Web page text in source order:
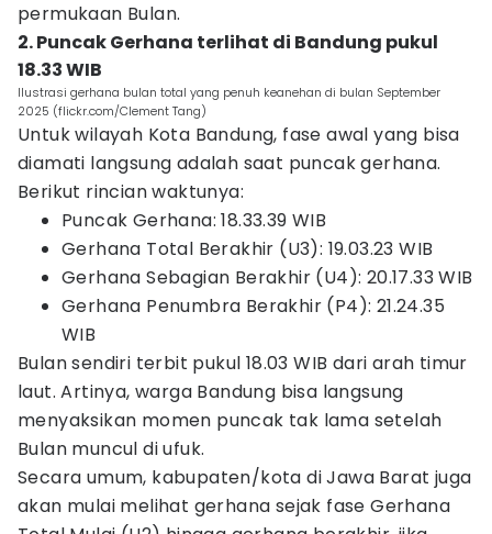
permukaan Bulan.
2. Puncak Gerhana terlihat di Bandung pukul
18.33 WIB
Ilustrasi gerhana bulan total yang penuh keanehan di bulan September
2025 (flickr.com/Clement Tang)
Untuk wilayah Kota Bandung, fase awal yang bisa
diamati langsung adalah saat puncak gerhana.
Berikut rincian waktunya:
Puncak Gerhana: 18.33.39 WIB
Gerhana Total Berakhir (U3): 19.03.23 WIB
Gerhana Sebagian Berakhir (U4): 20.17.33 WIB
Gerhana Penumbra Berakhir (P4): 21.24.35
WIB
Bulan sendiri terbit pukul 18.03 WIB dari arah timur
laut. Artinya, warga Bandung bisa langsung
menyaksikan momen puncak tak lama setelah
Bulan muncul di ufuk.
Secara umum, kabupaten/kota di Jawa Barat juga
akan mulai melihat gerhana sejak fase Gerhana